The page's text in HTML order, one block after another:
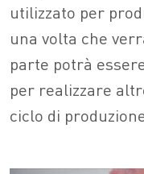
utilizzato per
una volta che
parte potrà
per realizzare
ciclo di